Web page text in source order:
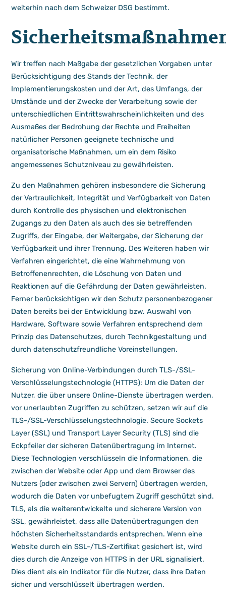
weiterhin nach dem Schweizer DSG bestimmt.
Wir treffen nach Maßgabe der gesetzlichen Vorgaben unter
Berücksichtigung des Stands der Technik, der
Implementierungskosten und der Art, des Umfangs, der
Umstände und der Zwecke der Verarbeitung sowie der
unterschiedlichen Eintrittswahrscheinlichkeiten und des
Ausmaßes der Bedrohung der Rechte und Freiheiten
natürlicher Personen geeignete technische und
organisatorische Maßnahmen, um ein dem Risiko
angemessenes Schutzniveau zu gewährleisten.
Zu den Maßnahmen gehören insbesondere die Sicherung
der Vertraulichkeit, Integrität und Verfügbarkeit von Daten
durch Kontrolle des physischen und elektronischen
Zugangs zu den Daten als auch des sie betreffenden
Zugriffs, der Eingabe, der Weitergabe, der Sicherung der
Verfügbarkeit und ihrer Trennung. Des Weiteren haben wir
Verfahren eingerichtet, die eine Wahrnehmung von
Betroffenenrechten, die Löschung von Daten und
Reaktionen auf die Gefährdung der Daten gewährleisten.
Ferner berücksichtigen wir den Schutz personenbezogener
Daten bereits bei der Entwicklung bzw. Auswahl von
Hardware, Software sowie Verfahren entsprechend dem
Prinzip des Datenschutzes, durch Technikgestaltung und
durch datenschutzfreundliche Voreinstellungen.
Sicherung von Online-Verbindungen durch TLS-/SSL-
Verschlüsselungstechnologie (HTTPS): Um die Daten der
Nutzer, die über unsere Online-Dienste übertragen werden,
vor unerlaubten Zugriffen zu schützen, setzen wir auf die
TLS-/SSL-Verschlüsselungstechnologie. Secure Sockets
Layer (SSL) und Transport Layer Security (TLS) sind die
Eckpfeiler der sicheren Datenübertragung im Internet.
Diese Technologien verschlüsseln die Informationen, die
zwischen der Website oder App und dem Browser des
Nutzers (oder zwischen zwei Servern) übertragen werden,
wodurch die Daten vor unbefugtem Zugriff geschützt sind.
TLS, als die weiterentwickelte und sicherere Version von
SSL, gewährleistet, dass alle Datenübertragungen den
höchsten Sicherheitsstandards entsprechen. Wenn eine
Website durch ein SSL-/TLS-Zertifikat gesichert ist, wird
dies durch die Anzeige von HTTPS in der URL signalisiert.
Dies dient als ein Indikator für die Nutzer, dass ihre Daten
sicher und verschlüsselt übertragen werden.